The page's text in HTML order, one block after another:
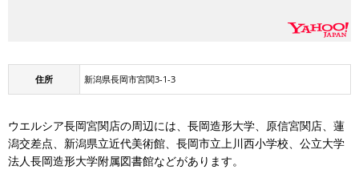
住所 新潟県長岡市宮関3-1-3
ウエルシア長岡宮関店の周辺には、長岡造形大学、原信宮関店、蓮
潟交差点、新潟県立近代美術館、長岡市立上川西小学校、公立大学
法人長岡造形大学附属図書館などがあります。